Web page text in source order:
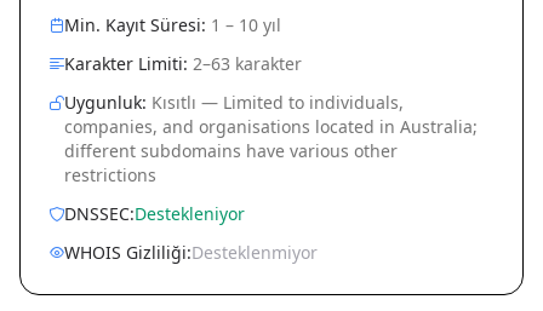
Min. Kayıt Süresi: 1 – 10 yıl
Karakter Limiti: 2–63 karakter
Uygunluk: Kısıtlı — Limited to individuals,
companies, and organisations located in Australia;
different subdomains have various other
restrictions
DNSSEC:Destekleniyor
WHOIS Gizliliği:Desteklenmiyor